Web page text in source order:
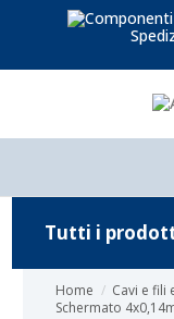
Home Cavi e fili
Schermato
Tutti i